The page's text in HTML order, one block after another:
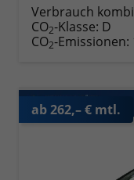
Verbrauch
CO2-Klasse: D
CO2-Emissionen:
ab 262,– € mtl.